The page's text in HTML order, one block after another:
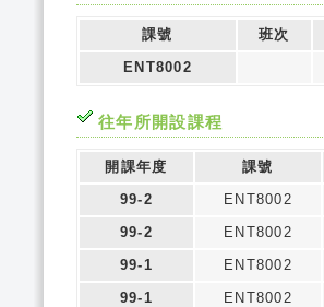
課號 班次
ENT8002
往年所開設課程
開課年度 課號
99-2
ENT8002
99-2
ENT8002
99-1
ENT8002
99-1
ENT8002